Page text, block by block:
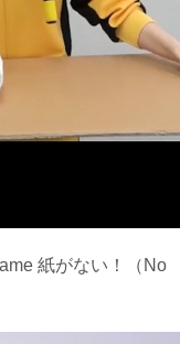
紙がない！（No